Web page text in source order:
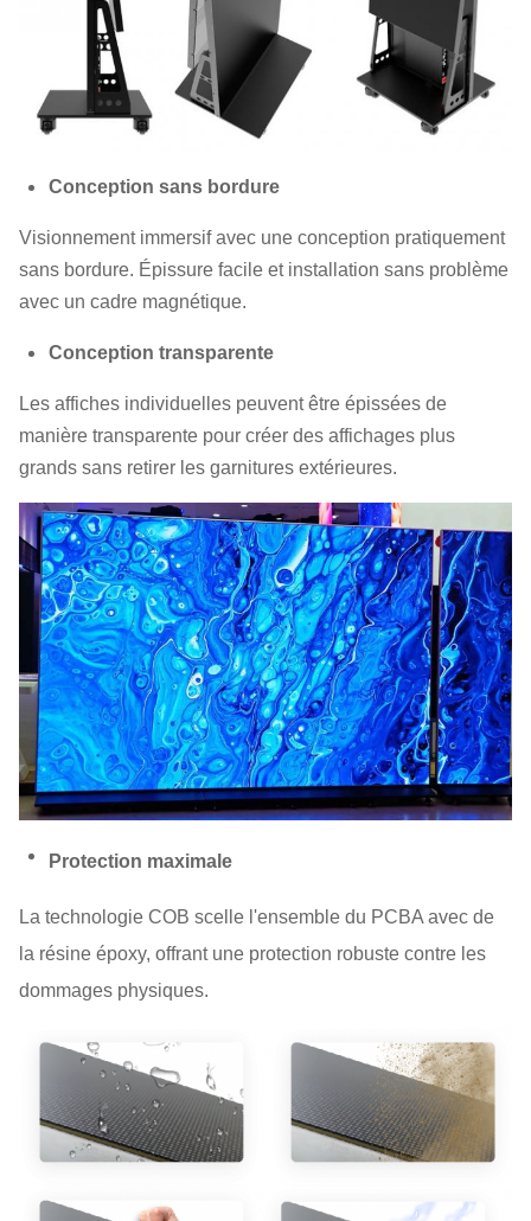
Conception sans bordure
Visionnement immersif avec une conception pratiquement
sans bordure. Épissure facile et installation sans problème
avec un cadre magnétique.
Conception transparente
Les affiches individuelles peuvent être épissées de
manière transparente pour créer des affichages plus
grands sans retirer les garnitures extérieures.
Protection maximale
La technologie COB scelle l'ensemble du PCBA avec de
la résine époxy, offrant une protection robuste contre les
dommages physiques.